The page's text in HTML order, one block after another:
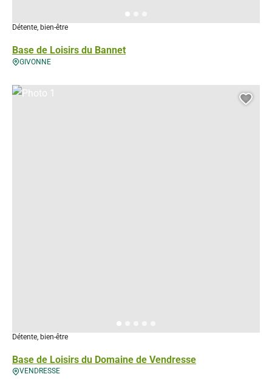
Base de Loisirs du Bannet
Détente, bien-être
GIVONNE
Base de Loisirs du Domaine de Vendresse
Détente, bien-être
VENDRESSE
Photo 1, © Droits gérés – D. Truillard